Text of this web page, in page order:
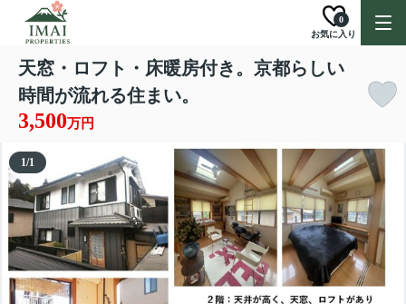
お気に入り
0
天窓・ロフト・床暖房付き。京都らしい
時間が流れる住まい。
3,500万円
1/1